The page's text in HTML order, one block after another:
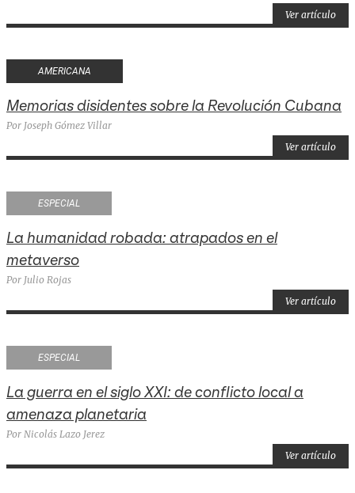
Ver artículo
AMERICANA
Memorias disidentes sobre la Revolución Cubana
Por Joseph Gómez Villar
Ver artículo
ESPECIAL
La humanidad robada: atrapados en el
metaverso
Por Julio Rojas
Ver artículo
ESPECIAL
La guerra en el siglo XXI: de conflicto local a
amenaza planetaria
Por Nicolás Lazo Jerez
Ver artículo